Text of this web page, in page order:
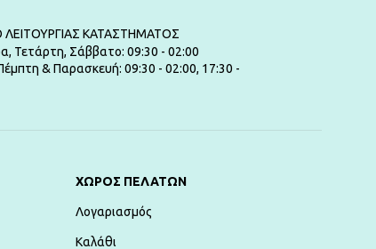
ΛΕΙΤΟΥΡΓΙΑΣ ΚΑΤΑΣΤΗΜΑΤΟΣ
Τετάρτη, Σάββατο: 09:30 - 02:00
& Παρασκευή: 09:30 - 02:00, 17:30 -
ΧΏΡΟΣ ΠΕΛΑΤΏΝ
Λογαριασμός
Καλάθι